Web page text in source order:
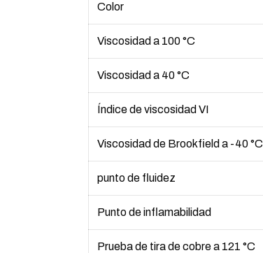
Color
Viscosidad a 100 °C
Viscosidad a 40 °C
Índice de viscosidad VI
Viscosidad de Brookfield a -40 °C
punto de fluidez
Punto de inflamabilidad
Prueba de tira de cobre a 121 °C